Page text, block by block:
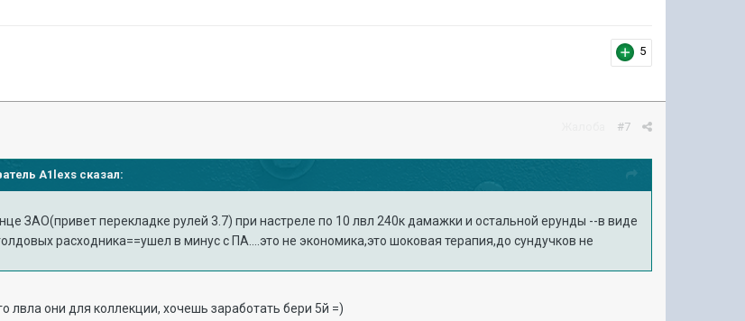
5
#7
A1lexs сказал:
ЗАО(привет перекладке рулей 3.7) при настреле по 10 лвл 240к дамажки и остальной ерунды --в виде
расходника==ушел в минус с ПА....это не экономика,это шоковая терапия,до сундучков не
лвла они для коллекции, хочешь заработать бери 5й =)